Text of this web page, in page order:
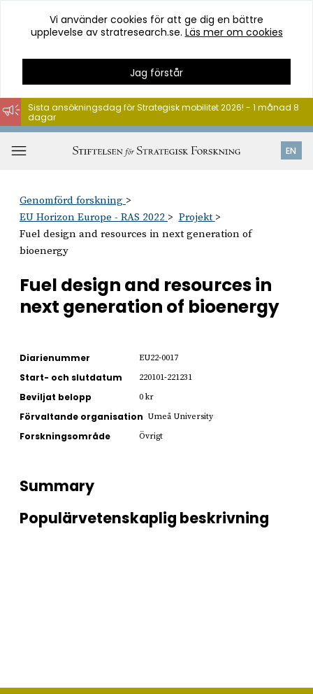
Hoppa
till
innehåll
Vi använder cookies för att ge dig en bättre
upplevelse av stratresearch.se. Läs mer om cookies
Jag förstår
EN
Sista ansökningsdag för Strategisk mobilitet 2026! - 1 månad 8
dagar
Genomförd forskning
EU Horizon Europe - RAS 2022
Projekt
Fuel design and resources in next generation of
bioenergy
Fuel design and resources in
next generation of bioenergy
Diarienummer EU22-0017
Start- och slutdatum 220101-221231
Beviljat belopp 0 kr
Förvaltande organisation Umeå University
Forskningsområde Övrigt
Summary
Populärvetenskaplig beskrivning